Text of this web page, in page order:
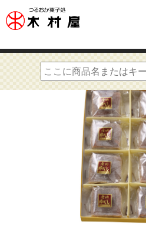
トップページ>通年菓子>庄内ゆべし> 庄内ゆべし 8個入